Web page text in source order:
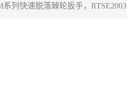
系列快速脱落棘轮扳手，RTSE2003